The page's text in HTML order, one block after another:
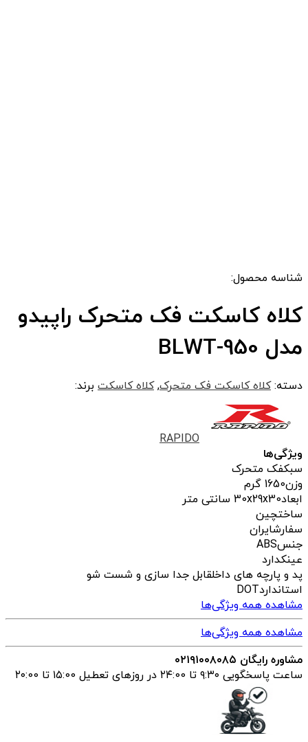
شناسه محصول:
کلاه کاسکت فک متحرک راپیدو
مدل 950-BLWT
دسته:کلاه کاسکت فک متحرک,کلاه کاسکت برند:
RAPIDO
ویژگی‌ها
سبکفک متحرک
وزن1650 گرم
ابعاد30x29x30 سانتی متر
ساختچین
سفارشایران
جنسABS
عینکدارد
پد و پارچه های داخلقابل جدا سازی و شست شو
استانداردDOT
مشاهده همه ویژگی‌ها
مشاهده همه ویژگی‌ها
مشاوره رایگان ۰۲۱۹۱۰۰۸۰۸۵
ساعت پاسخگویی ۹:۳۰ تا ۲۴:00 در روزهای تعطیل ۱۵:00 تا ۲۰:00